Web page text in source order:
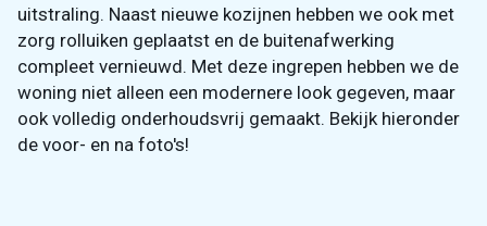
uitstraling. Naast nieuwe kozijnen hebben we ook met
zorg rolluiken geplaatst en de buitenafwerking
compleet vernieuwd. Met deze ingrepen hebben we de
woning niet alleen een modernere look gegeven, maar
ook volledig onderhoudsvrij gemaakt. Bekijk hieronder
de voor- en na foto's!